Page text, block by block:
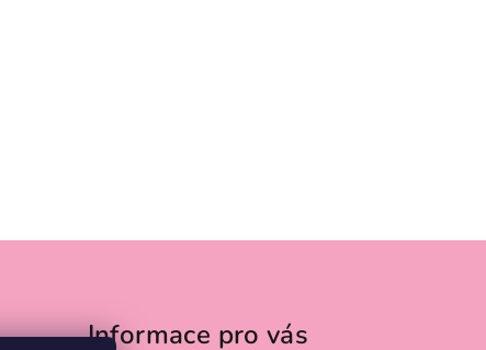
Informace pro vás